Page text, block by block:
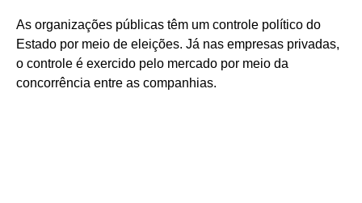
As organizações públicas têm um controle político do
Estado por meio de eleições. Já nas empresas privadas,
o controle é exercido pelo mercado por meio da
concorrência entre as companhias.